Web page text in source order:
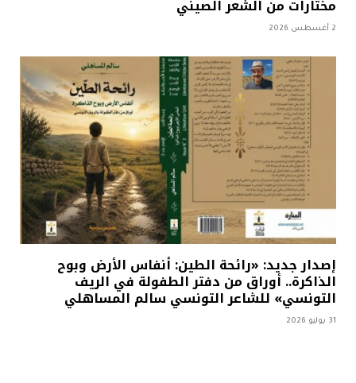
مختارات من الشعر الصيني
2 أغسطس 2026
إصدار جديد: «رائحة الطين: أنفاس الأرض وبوح
الذاكرة.. أوراق من دفتر الطفولة في الريف
التونسي» للشاعر التونسي سالم المساهلي
31 يوليو 2026